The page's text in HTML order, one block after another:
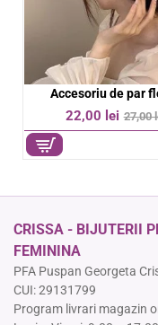
Bratara aurie pe snur
39,00 lei 44,00
CRISSA - BIJUTERII
FEMININA
PFA Puspan Georgeta
CUI: 29131799
Program livrari magazin